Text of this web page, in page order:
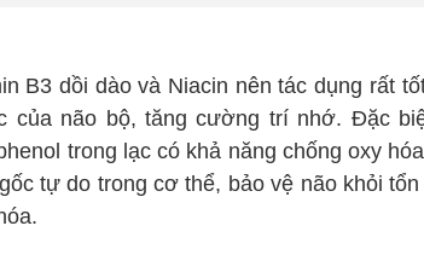
B3 dồi dào và Niacin nên tác dụng rất
của não bộ, tăng cường trí nhớ. Đặc
trong lạc có khả năng chống oxy
tự do trong cơ thể, bảo vệ não khỏi